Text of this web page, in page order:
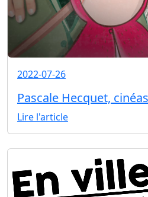
2022-07-26
Pascale Hecquet,
Lire l'article